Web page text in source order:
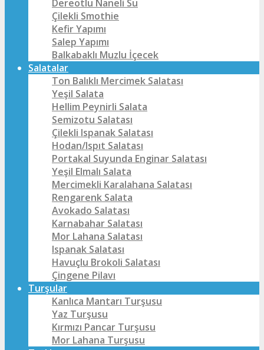
Dereotlu Naneli Su
Çilekli Smothie
Kefir Yapımı
Salep Yapımı
Balkabaklı Muzlu İçecek
Salatalar
Ton Balıklı Mercimek Salatası
Yeşil Salata
Hellim Peynirli Salata
Semizotu Salatası
Çilekli Ispanak Salatası
Hodan/Ispıt Salatası
Portakal Suyunda Enginar Salatası
Yeşil Elmalı Salata
Mercimekli Karalahana Salatası
Rengarenk Salata
Avokado Salatası
Karnabahar Salatası
Mor Lahana Salatası
Ispanak Salatası
Havuçlu Brokoli Salatası
Çingene Pilavı
Turşular
Kanlıca Mantarı Turşusu
Yaz Turşusu
Kırmızı Pancar Turşusu
Mor Lahana Turşusu